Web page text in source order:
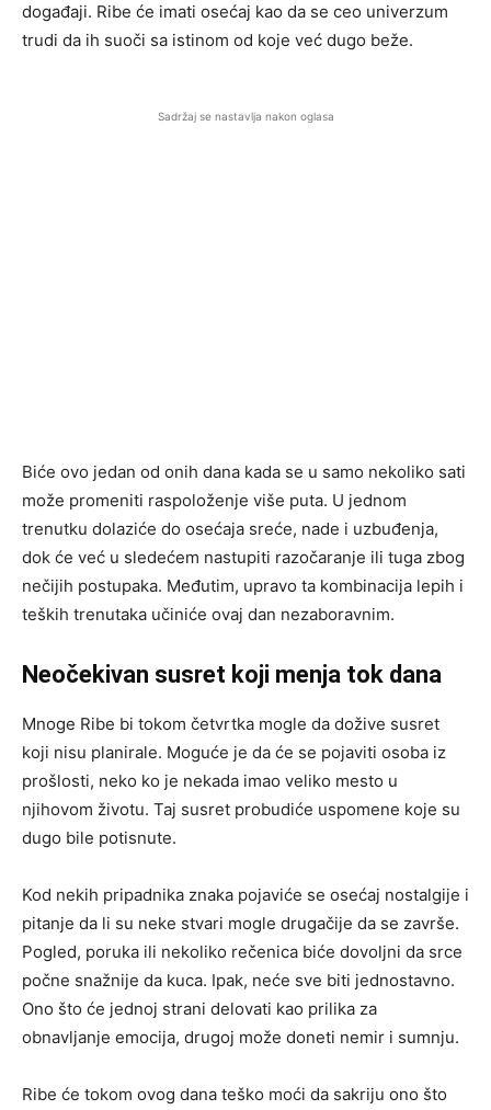
događaji. Ribe će imati osećaj kao da se ceo univerzum
trudi da ih suoči sa istinom od koje već dugo beže.
Sadržaj se nastavlja nakon oglasa
Biće ovo jedan od onih dana kada se u samo nekoliko sati
može promeniti raspoloženje više puta. U jednom
trenutku dolaziće do osećaja sreće, nade i uzbuđenja,
dok će već u sledećem nastupiti razočaranje ili tuga zbog
nečijih postupaka. Međutim, upravo ta kombinacija lepih i
teških trenutaka učiniće ovaj dan nezaboravnim.
Neočekivan susret koji menja tok dana
Mnoge Ribe bi tokom četvrtka mogle da dožive susret
koji nisu planirale. Moguće je da će se pojaviti osoba iz
prošlosti, neko ko je nekada imao veliko mesto u
njihovom životu. Taj susret probudiće uspomene koje su
dugo bile potisnute.
Kod nekih pripadnika znaka pojaviće se osećaj nostalgije i
pitanje da li su neke stvari mogle drugačije da se završe.
Pogled, poruka ili nekoliko rečenica biće dovoljni da srce
počne snažnije da kuca. Ipak, neće sve biti jednostavno.
Ono što će jednoj strani delovati kao prilika za
obnavljanje emocija, drugoj može doneti nemir i sumnju.
Ribe će tokom ovog dana teško moći da sakriju ono što